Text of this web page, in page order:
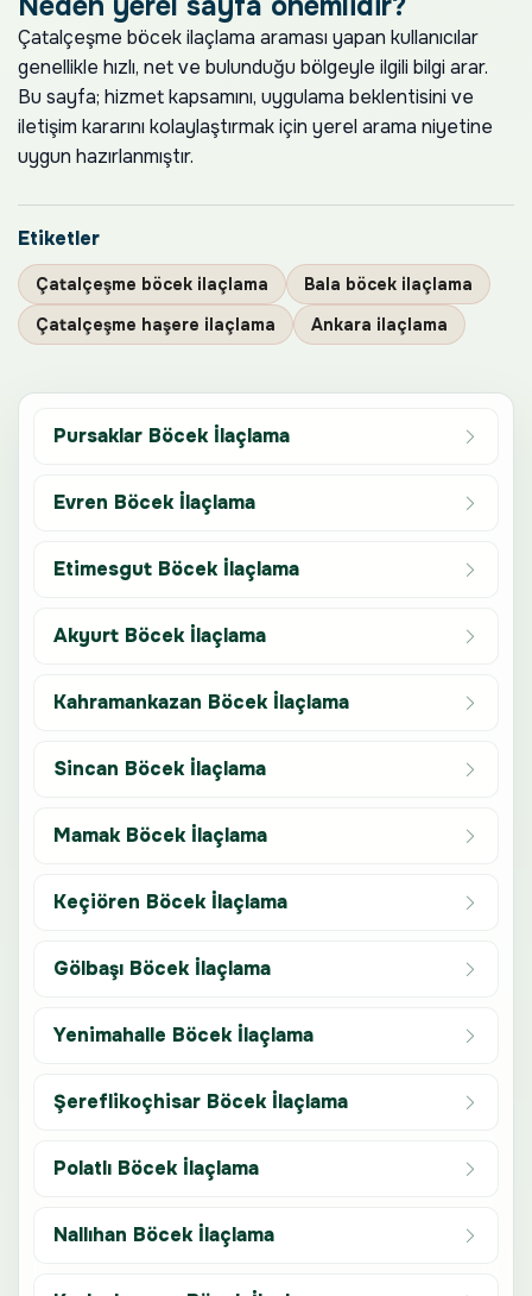
Pursaklar Böcek İlaçlama
Evren Böcek İlaçlama
Etimesgut Böcek İlaçlama
Akyurt Böcek İlaçlama
Kahramankazan Böcek İlaçlama
Sincan Böcek İlaçlama
Mamak Böcek İlaçlama
Keçiören Böcek İlaçlama
Gölbaşı Böcek İlaçlama
Yenimahalle Böcek İlaçlama
Şereflikoçhisar Böcek İlaçlama
Polatlı Böcek İlaçlama
Nallıhan Böcek İlaçlama
Çatalçeşme böcek ilaçlama araması yapan kullanıcılar
genellikle hızlı, net ve bulunduğu bölgeyle ilgili bilgi arar.
Bu sayfa; hizmet kapsamını, uygulama beklentisini ve
iletişim kararını kolaylaştırmak için yerel arama niyetine
uygun hazırlanmıştır.
Etiketler
Çatalçeşme böcek ilaçlama
Bala böcek ilaçlama
Çatalçeşme haşere ilaçlama
Ankara ilaçlama